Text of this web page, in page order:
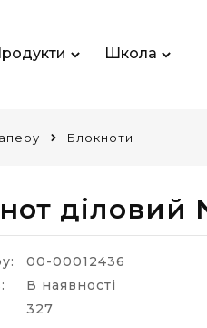
Школа
Блокноти
діловий
00-00012436
В наявності
327